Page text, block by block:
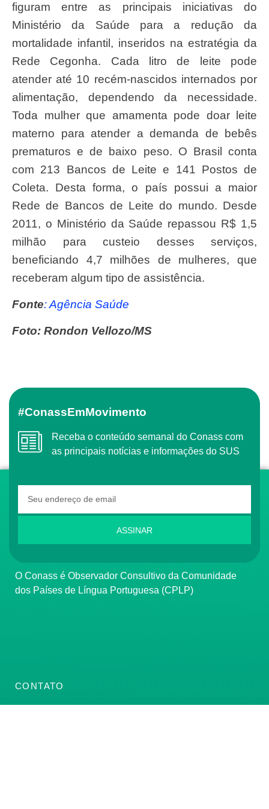
figuram entre as principais iniciativas do
Ministério da Saúde para a redução da
mortalidade infantil, inseridos na estratégia da
Rede Cegonha. Cada litro de leite pode
atender até 10 recém-nascidos internados por
alimentação, dependendo da necessidade.
Toda mulher que amamenta pode doar leite
materno para atender a demanda de bebês
prematuros e de baixo peso. O Brasil conta
com 213 Bancos de Leite e 141 Postos de
Coleta. Desta forma, o país possui a maior
Rede de Bancos de Leite do mundo. Desde
2011, o Ministério da Saúde repassou R$ 1,5
milhão para custeio desses serviços,
beneficiando 4,7 milhões de mulheres, que
receberam algum tipo de assistência.
Fonte: Agência Saúde
Foto: Rondon Vellozo/MS
#ConassEmMovimento
Receba o conteúdo semanal do Conass com
as principais notícias e informações do SUS
ASSINAR
O Conass é Observador Consultivo da Comunidade
dos Países de Língua Portuguesa (CPLP)
CONTATO